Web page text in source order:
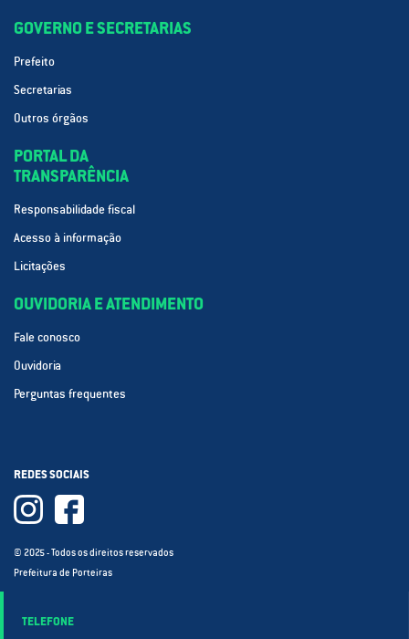
GOVERNO E SECRETARIAS
Prefeito
Secretarias
Outros órgãos
PORTAL DA
TRANSPARÊNCIA
Responsabilidade fiscal
Acesso à informação
Licitações
OUVIDORIA E ATENDIMENTO
Fale conosco
Ouvidoria
Perguntas frequentes
REDES SOCIAIS
© 2025 - Todos os direitos reservados
Prefeitura de Porteiras
TELEFONE